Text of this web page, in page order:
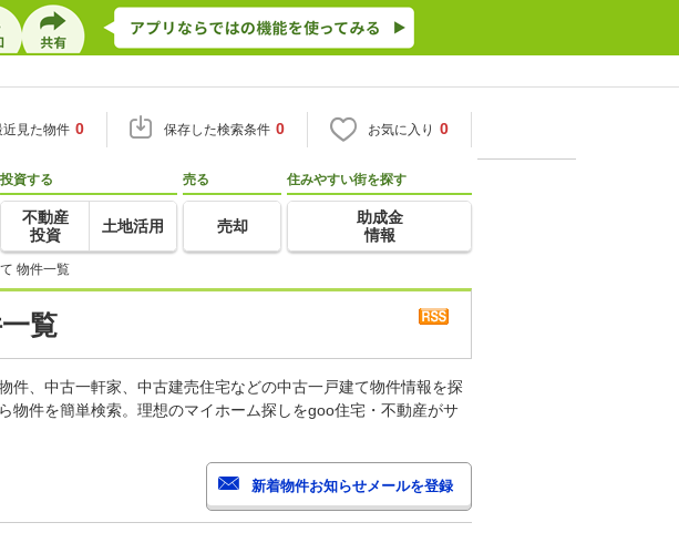
近見た物件 0 保存した検索条件 0 お気に入り 0
投資する
不動産
投資
土地活用
売る
売却
住みやすい街を探す
助成金
情報
物件一覧
覧
、中古一軒家、中古建売住宅などの中古一戸建て物件情報を探
件を簡単検索。理想のマイホーム探しをgoo住宅・不動産がサ